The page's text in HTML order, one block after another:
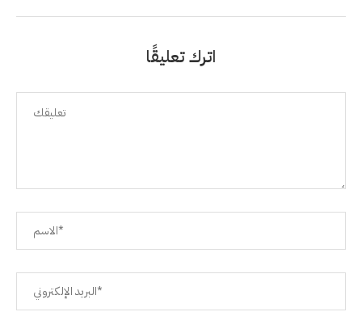
اترك تعليقًا